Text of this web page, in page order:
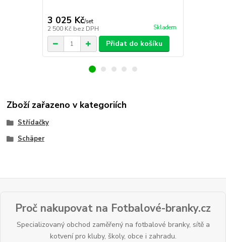
3 025 Kč/set
2 500 Kč bez DPH Skladem
Přidat do košíku
Zboží zařazeno v kategoriích
Střídačky
Schäper
Proč nakupovat na Fotbalové-branky.cz
Specializovaný obchod zaměřený na fotbalové branky, sítě a
kotvení pro kluby, školy, obce i zahradu.